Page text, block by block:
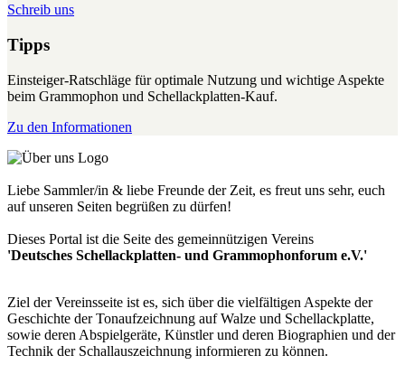
Schreib uns
Tipps
Einsteiger-Ratschläge für optimale Nutzung und wichtige Aspekte
beim Grammophon und Schellackplatten-Kauf.
Zu den Informationen
Liebe Sammler/in & liebe Freunde der Zeit, es freut uns sehr, euch
auf unseren Seiten begrüßen zu dürfen!
Dieses Portal ist die Seite des gemeinnützigen Vereins
'Deutsches Schellackplatten- und Grammophonforum e.V.'
Ziel der Vereinsseite ist es, sich über die vielfältigen Aspekte der
Geschichte der Tonaufzeichnung auf Walze und Schellackplatte,
sowie deren Abspielgeräte, Künstler und deren Biographien und der
Technik der Schallauszeichnung informieren zu können.